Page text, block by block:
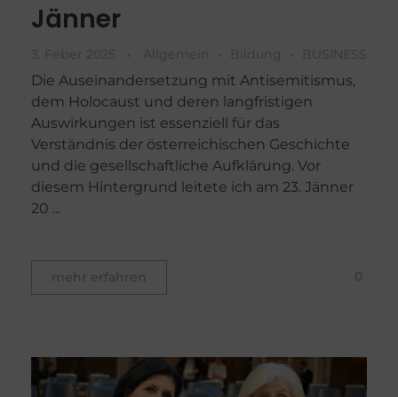
Jänner
3. Feber 2025 Allgemein Bildung BUSINESS
Die Auseinandersetzung mit Antisemitismus,
dem Holocaust und deren langfristigen
Auswirkungen ist essenziell für das
Verständnis der österreichischen Geschichte
und die gesellschaftliche Aufklärung. Vor
diesem Hintergrund leitete ich am 23. Jänner
20 ...
mehr erfahren 0